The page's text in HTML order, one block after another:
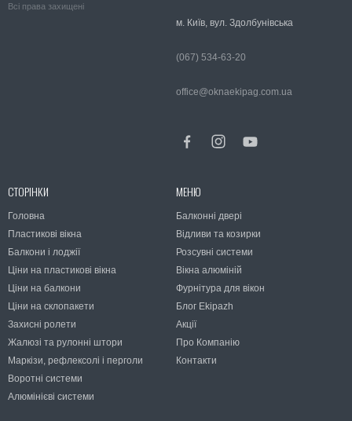
Всі права захищені
СТОРІНКИ
Головна
Пластикові вікна
Балкони і лоджії
Ціни на пластикові вікна
Ціни на балкони
Ціни на склопакети
Захисні ролети
Жалюзі та рулонні штори
Маркізи, рефлексолі і перголи
Воротні системи
Алюмінієві системи
МЕНЮ
Балконні двері
Відливи та козирки
Розсувні системи
Вікна алюміній
Фурнітура для вікон
Блог Ekipazh
Акції
Про Компанію
Контакти
м. Київ, вул. Здолбунівська
(067) 534-63-20
office@oknaekipag.com.ua